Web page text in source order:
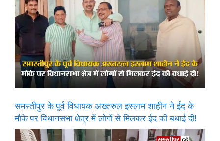
समस्तीपुर के पूर्व विधायक अख्तरुल इस्लाम शाहीन ने ईद के
मौके पर विधानसभा क्षेत्र में लोगों से मिलकर ईद की बधाई दी!